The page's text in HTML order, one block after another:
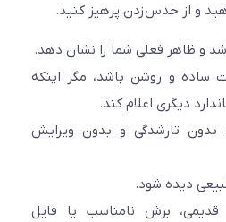
حدس‌زدن پرهیز کنید.
فعلی شما را نشان دهد.
روشن باشد، مگر اینکه
اعلام کند.
و بدون ویرایش
شود.
نامناسب یا فایل